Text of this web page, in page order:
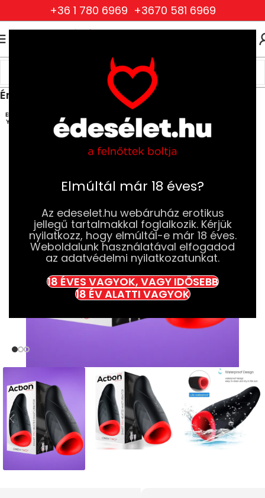
Elmúltál már 18 éves?
Az edeselet.hu webáruház erotikus
jellegű tartalmakkal foglalkozik. Kérjük
nyilatkozz, hogy elmúltál-e már 18 éves.
Weboldalunk használatával elfogadod
az adatvédelmi nyilatkozatunkat.
18 ÉVES VAGYOK, VAGY IDŐSEBB
18 ÉV ALATTI VAGYOK
+36 1 780 6969 +3670 581 6969
Szexjátékok
Férfi Szexjátékok,Maszturbátorok
Érintésmentes Maszturbátor
ELFOG
YOTT